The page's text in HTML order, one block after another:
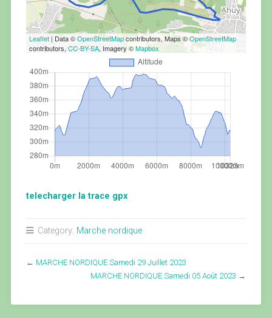
Leaflet| Data ©OpenStreetMapcontributors, Maps ©OpenStreetMap
contributors, CC-BY-SA, Imagery ©Mapbox
telecharger la trace gpx
Category: Marche nordique
← MARCHE NORDIQUE Samedi 29 Juillet 2023
MARCHE NORDIQUE Samedi 05 Août 2023 →